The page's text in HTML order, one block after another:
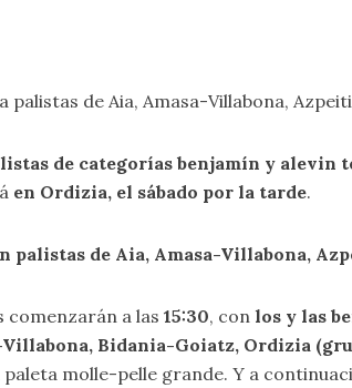
palistas de Aia, Amasa-Villabona,
de categorías benjamín y
en Ordizia, el sábado por la tarde.
palistas de Aia, Amasa-Villabona,
comenzarán a las 15:30, con los y las
Villabona, Bidania-Goiatz, Ordizia
molle-pelle grande. Y a